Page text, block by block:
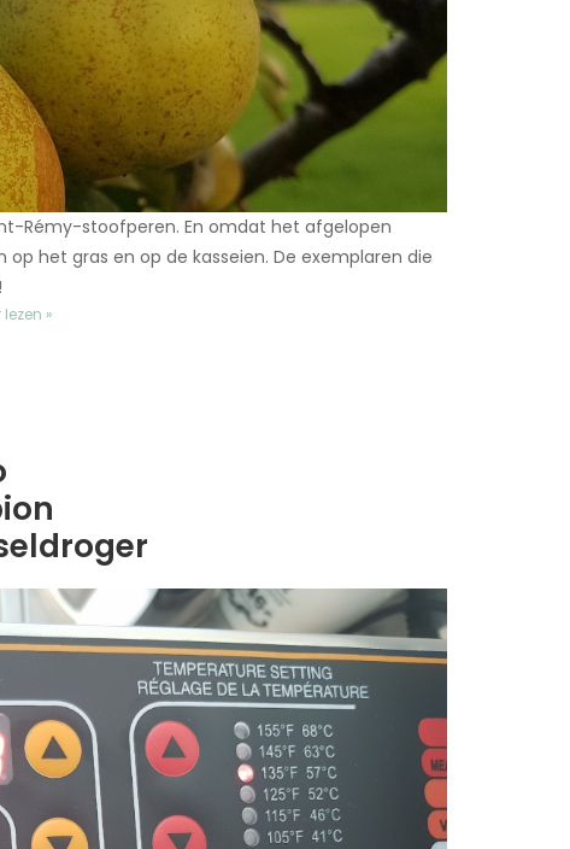
Rémy-stoofperen. En omdat het afgelopen
het gras en op de kasseien. De exemplaren die
»